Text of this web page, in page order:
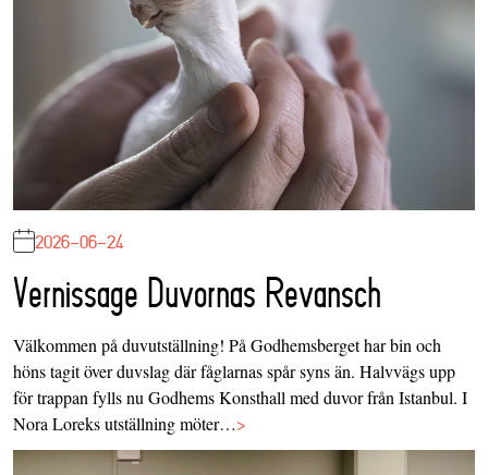
2026-06-24
Vernissage Duvornas Revansch
Välkommen på duvutställning! På Godhemsberget har bin och
höns tagit över duvslag där fåglarnas spår syns än. Halvvägs upp
för trappan fylls nu Godhems Konsthall med duvor från Istanbul. I
Nora Loreks utställning möter…>